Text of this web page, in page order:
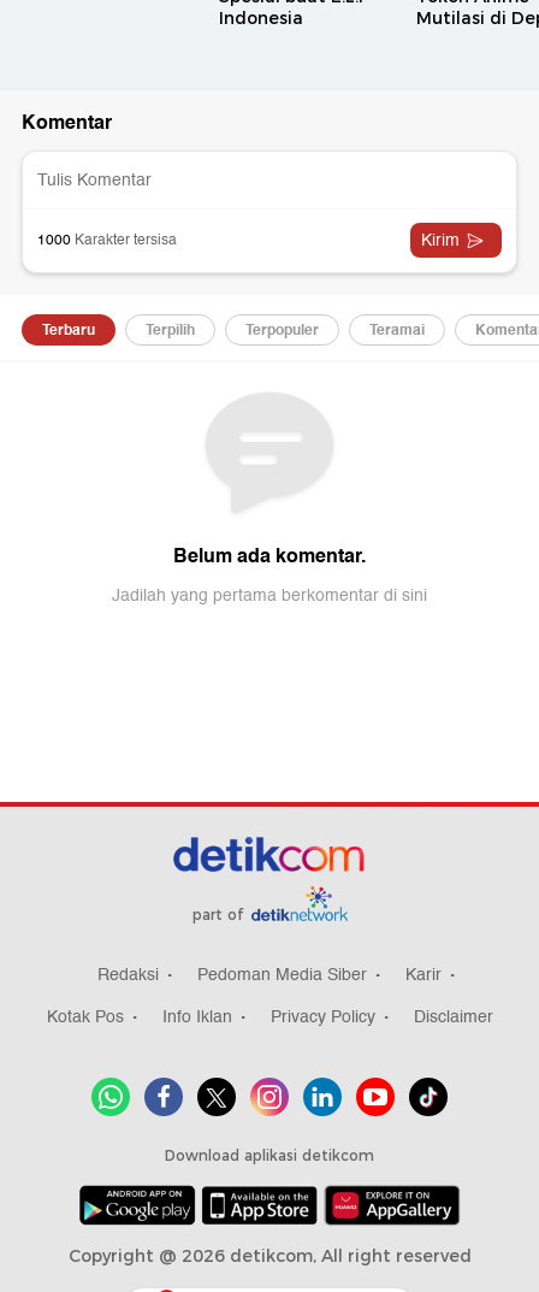
Indonesia
Mutilasi di
part of
Redaksi Pedoman Media Siber
Karir
Kotak Pos
Info Iklan Privacy Policy Disclaimer
Download aplikasi detikcom
Copyright @ 2026 detikcom, All right reserved